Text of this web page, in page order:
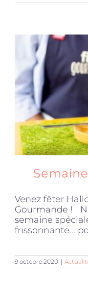
Venez fêter
Gourmande !
semaine
frissonnante...
9 octobre 2020 |